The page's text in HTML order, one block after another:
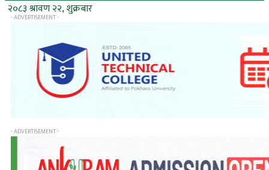
२०८३ श्रावण २२, शुक्रबार
- ADVERTISEMENT -
- ADVERTISEMENT -